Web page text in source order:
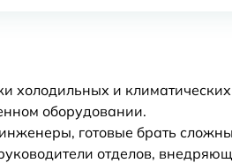
и климатических
оборудовании.
готовые брать
отделов,